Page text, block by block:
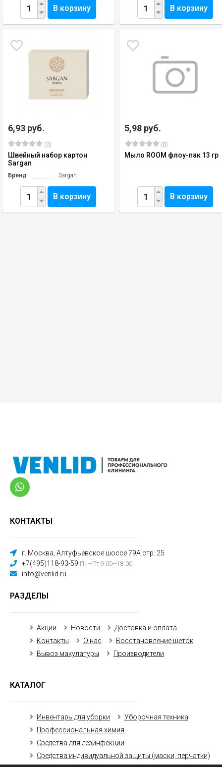
В корзину В корзину
6,93 руб.
(0)
Швейный набор картон
Sargan
Бренд Sargan
В корзину
5,98 руб.
(0)
Мыло ROOM флоу-пак 13 гр
В корзину
КОНТАКТЫ
г. Москва, Алтуфьевское шоссе 79А стр. 25
+7(495)118-93-59 Пн—Пт 9:00—18:00
info@venlid.ru
РАЗДЕЛЫ
Акции Новости
Доставка и оплата
Контакты
О нас
Восстановление щеток
Вывоз макулатуры
Производители
КАТАЛОГ
Инвентарь для уборки
Уборочная техника
Профессиональная химия
Средства для дезинфекции
Средства индивидуальной защиты (маски, перчатки)